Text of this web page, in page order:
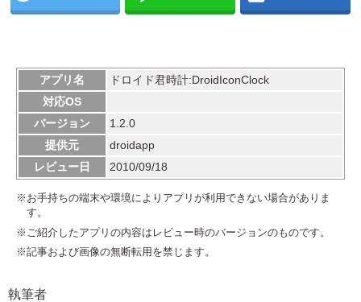
アプリ名
ドロイド君時計:DroidIconClock
対応OS
バージョン
1.2.0
提供元
droidapp
レビュー日
2010/09/18
※お手持ちの端末や環境によりアプリが利用できない場合がありま
す。
※ご紹介したアプリの内容はレビュー時のバージョンのものです。
※記事および画像の無断転用を禁じます。
執筆者